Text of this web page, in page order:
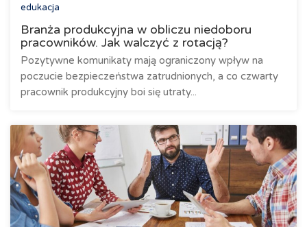
edukacja
Branża produkcyjna w obliczu niedoboru
pracowników. Jak walczyć z rotacją?
Pozytywne komunikaty mają ograniczony wpływ na
poczucie bezpieczeństwa zatrudnionych, a co czwarty
pracownik produkcyjny boi się utraty...